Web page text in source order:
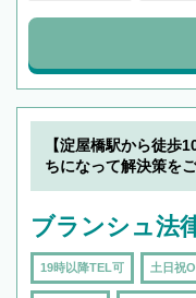
【淀屋橋駅から徒歩
ちになって解決策を
ブランシュ法
19時以降TEL可 土日祝